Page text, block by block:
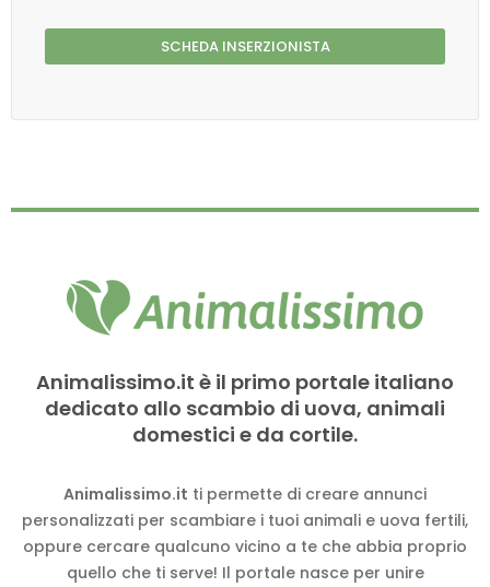
SCHEDA INSERZIONISTA
Animalissimo.it è il primo portale italiano
dedicato allo scambio di uova, animali
domestici e da cortile.
Animalissimo.it ti permette di creare annunci
personalizzati per scambiare i tuoi animali e uova fertili,
oppure cercare qualcuno vicino a te che abbia proprio
quello che ti serve! Il portale nasce per unire